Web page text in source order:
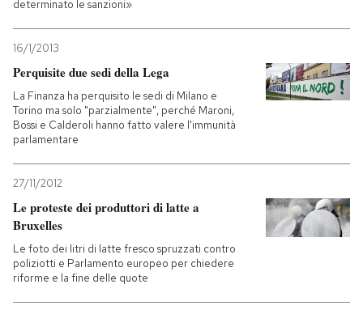
PODCAST
NEWSLETTER
I MIEI PREFERITI
SHOP
determinato le sanzioni»
16/1/2013
Perquisite due sedi della Lega
La Finanza ha perquisito le sedi di Milano e
Torino ma solo "parzialmente", perché Maroni,
Bossi e Calderoli hanno fatto valere l'immunità
parlamentare
27/11/2012
Le proteste dei produttori di latte a
Bruxelles
Le foto dei litri di latte fresco spruzzati contro
poliziotti e Parlamento europeo per chiedere
riforme e la fine delle quote